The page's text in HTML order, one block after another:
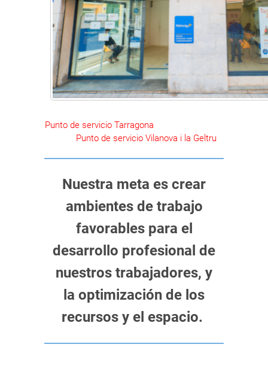
Punto de servicio Tarragona
Punto de servicio Vilanova i la Geltru
Nuestra meta es crear
ambientes de trabajo
favorables para el
desarrollo profesional de
nuestros trabajadores, y
la optimización de los
recursos y el espacio.